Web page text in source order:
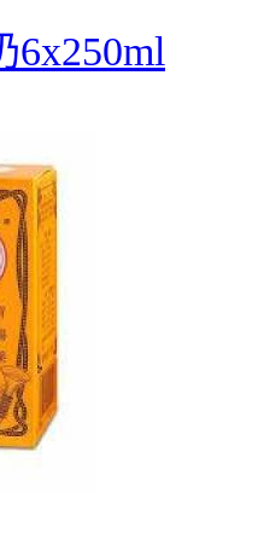
6x250ml